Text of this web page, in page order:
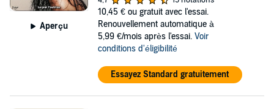
Aperçu
10,45 € ou gratuit avec l'essai.
Renouvellement automatique à
5,99 €/mois après l'essai. Voir
conditions d'éligibilité
Essayez Standard gratuitement